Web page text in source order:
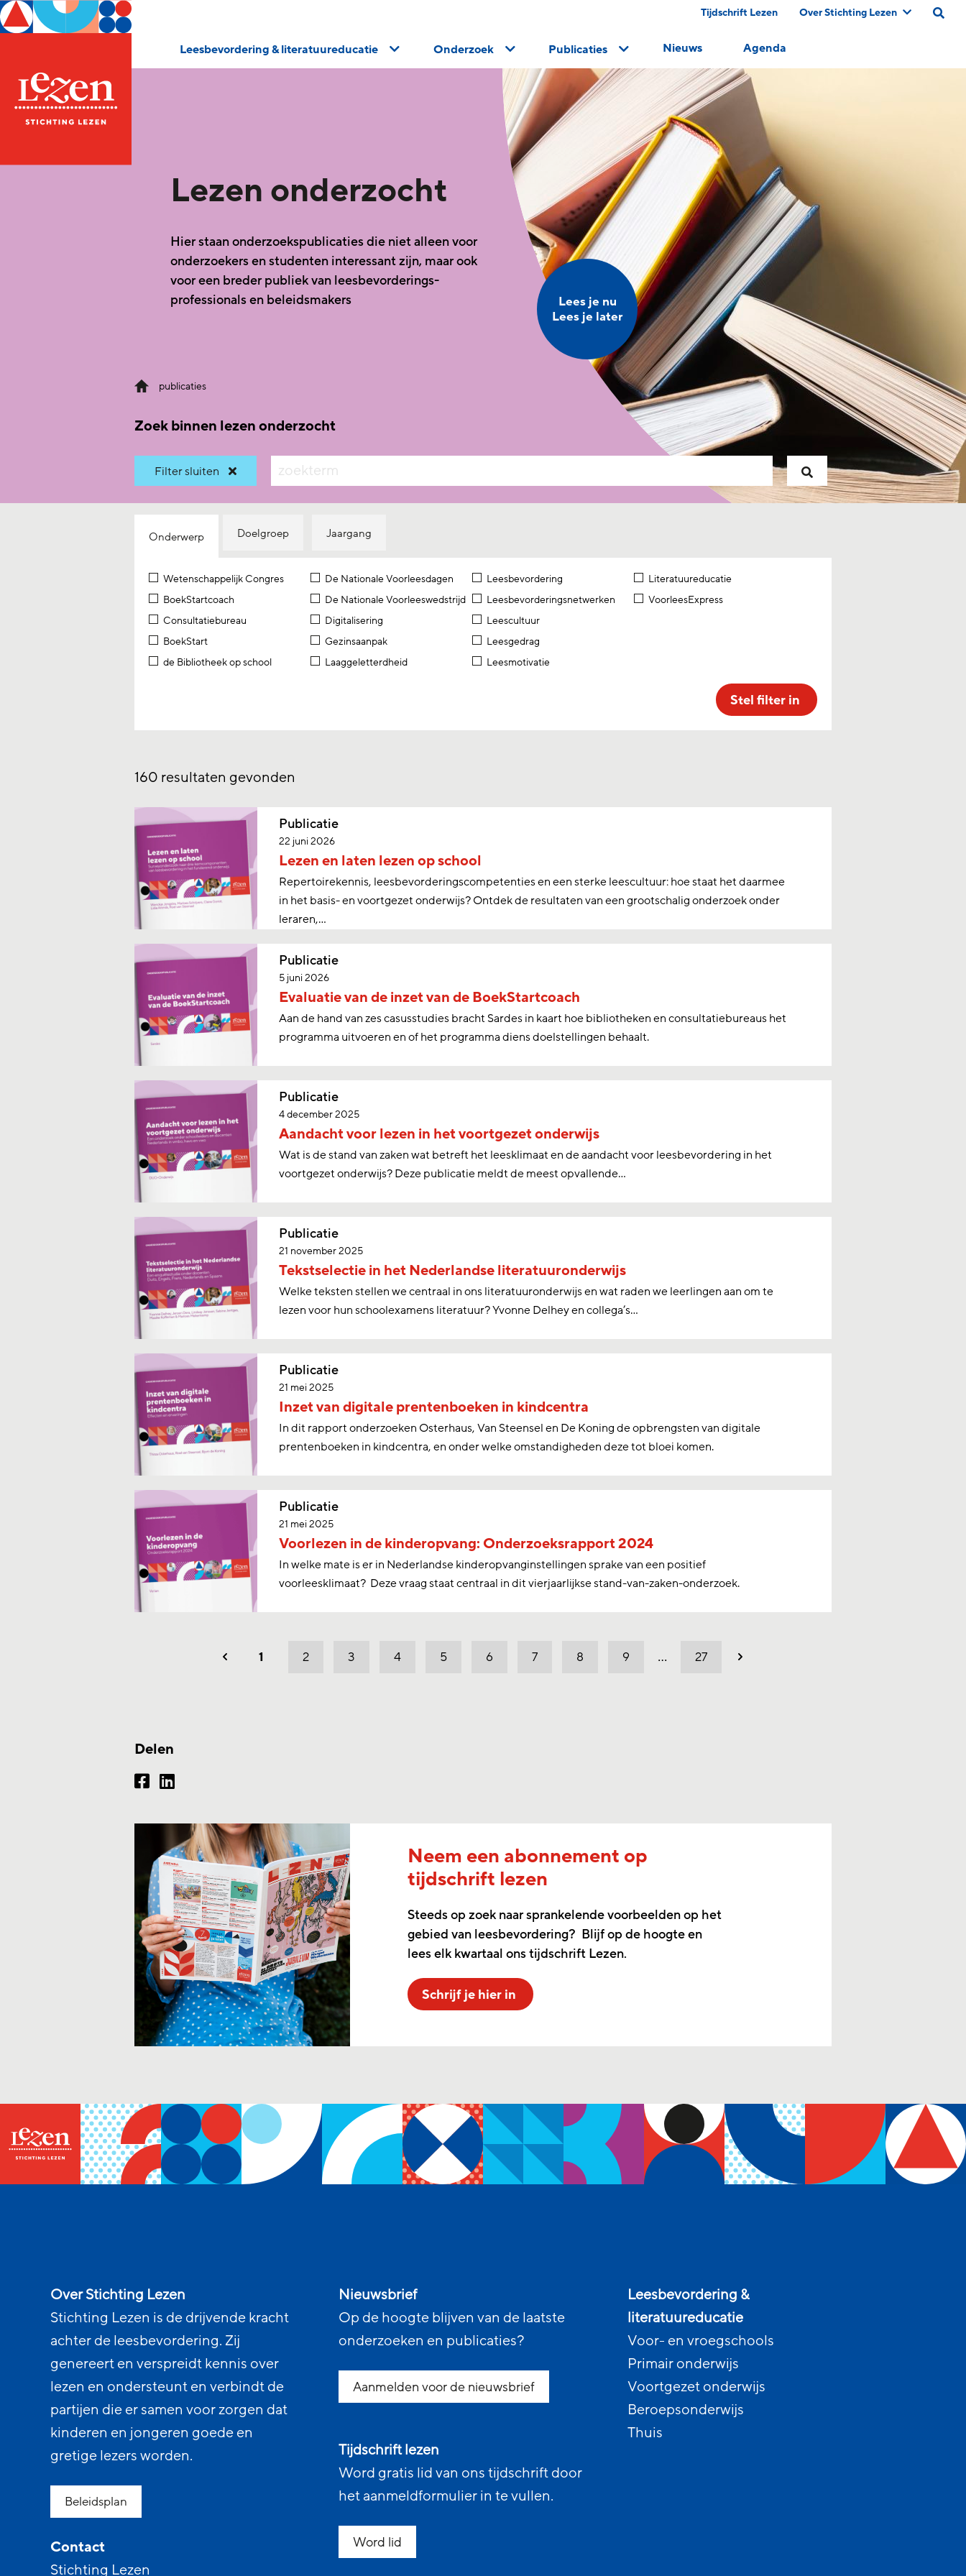
Tijdschrift Lezen Over Stichting Lezen
Leesbevordering & literatuureducatie Onderzoek Publicaties Nieuws Agenda
Lezen onderzocht
Hier staan onderzoekspublicaties die niet alleen voor
onderzoekers en studenten interessant zijn, maar ook
voor een breder publiek van leesbevorderings-
professionals en beleidsmakers
Lees je nu
Lees je later
publicaties
Zoek binnen lezen onderzocht
Filter sluiten zoeken
Onderwerp Doelgroep Jaargang
Wetenschappelijk Congres
BoekStartcoach
Consultatiebureau
BoekStart
de Bibliotheek op school
De Nationale Voorleesdagen
De Nationale Voorleeswedstrijd
Digitalisering
Gezinsaanpak
Laaggeletterdheid
Leesbevordering
Leesbevorderingsnetwerken
Leescultuur
Leesgedrag
Leesmotivatie
Literatuureducatie
VoorleesExpress
Stel filter in
160 resultaten gevonden
Publicatie
22 juni 2026
Lezen en laten lezen op school
Repertoirekennis, leesbevorderingscompetenties en een sterke leescultuur: hoe staat het daarmee
in het basis- en voortgezet onderwijs? Ontdek de resultaten van een grootschalig onderzoek onder
leraren,…
Publicatie
5 juni 2026
Evaluatie van de inzet van de BoekStartcoach
Aan de hand van zes casusstudies bracht Sardes in kaart hoe bibliotheken en consultatiebureaus het
programma uitvoeren en of het programma diens doelstellingen behaalt.
Publicatie
4 december 2025
Aandacht voor lezen in het voortgezet onderwijs
Wat is de stand van zaken wat betreft het leesklimaat en de aandacht voor leesbevordering in het
voortgezet onderwijs? Deze publicatie meldt de meest opvallende…
Publicatie
21 november 2025
Tekstselectie in het Nederlandse literatuuronderwijs
Welke teksten stellen we centraal in ons literatuuronderwijs en wat raden we leerlingen aan om te
lezen voor hun schoolexamens literatuur? Yvonne Delhey en collega’s…
Publicatie
21 mei 2025
Inzet van digitale prentenboeken in kindcentra
In dit rapport onderzoeken Osterhaus, Van Steensel en De Koning de opbrengsten van digitale
prentenboeken in kindcentra, en onder welke omstandigheden deze tot bloei komen.
Publicatie
21 mei 2025
Voorlezen in de kinderopvang: Onderzoeksrapport 2024
In welke mate is er in Nederlandse kinderopvanginstellingen sprake van een positief
voorleesklimaat? Deze vraag staat centraal in dit vierjaarlijkse stand-van-zaken-onderzoek.
Vorig 1 2 3 4 5 6 7 8 9 … 27 Volgend
Delen
Neem een abonnement op
tijdschrift lezen
Steeds op zoek naar sprankelende voorbeelden op het
gebied van leesbevordering? Blijf op de hoogte en
lees elk kwartaal ons tijdschrift Lezen.
Schrijf je hier in
Over Stichting Lezen
Stichting Lezen is de drijvende kracht
achter de leesbevordering. Zij
genereert en verspreidt kennis over
lezen en ondersteunt en verbindt de
partijen die er samen voor zorgen dat
kinderen en jongeren goede en
gretige lezers worden.
Beleidsplan
Contact
Stichting Lezen
Nieuwsbrief
Op de hoogte blijven van de laatste
onderzoeken en publicaties?
Aanmelden voor de nieuwsbrief
Tijdschrift lezen
Word gratis lid van ons tijdschrift door
het aanmeldformulier in te vullen.
Word lid
Leesbevordering &
literatuureducatie
Voor- en vroegschools
Primair onderwijs
Voortgezet onderwijs
Beroepsonderwijs
Thuis